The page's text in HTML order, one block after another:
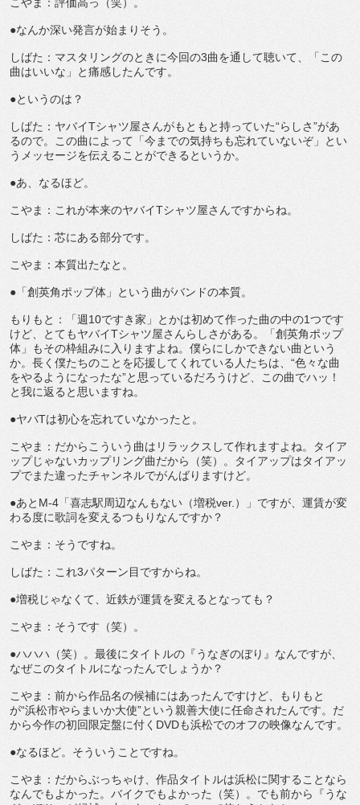
●なんか深い発言が始まりそう。
しばた：マスタリングのときに今回の3曲を通して聴いて、「この
曲はいいな」と痛感したんです。
●というのは？
しばた：ヤバイTシャツ屋さんがもともと持っていた“らしさ”があ
るので。この曲によって「今までの気持ちも忘れていないぞ」とい
うメッセージを伝えることができるというか。
●あ、なるほど。
こやま：これが本来のヤバイTシャツ屋さんですからね。
しばた：芯にある部分です。
こやま：本質出たなと。
●「創英角ポップ体」という曲がバンドの本質。
もりもと：「週10ですき家」とかは初めて作った曲の中の1つです
けど、とてもヤバイTシャツ屋さんらしさがある。「創英角ポップ
体」もその枠組みに入りますよね。僕らにしかできない曲という
か。長く僕たちのことを応援してくれている人たちは、“色々な曲
をやるようになったな”と思っているだろうけど、この曲でハッ！
と我に返ると思いますね。
●ヤバTは初心を忘れていなかったと。
こやま：だからこういう曲はリラックスして作れますよね。タイア
ップじゃないカップリング曲だから（笑）。タイアップはタイアッ
プでまた違ったチャンネルでがんばりますけど。
●あとM-4「喜志駅周辺なんもない（増税ver.）」ですが、運賃が変
わる度に歌詞を変えるつもりなんですか？
こやま：そうですね。
しばた：これ3パターン目ですからね。
●増税じゃなくて、近鉄が運賃を変えるとなっても？
こやま：そうです（笑）。
●ハハハ（笑）。最後にタイトルの『うなぎのぼり』なんですが、
なぜこのタイトルになったんでしょうか？
こやま：前から作品名の候補にはあったんですけど、もりもと
が“浜松市やらまいか大使”という親善大使に任命されたんです。だ
から今作の初回限定盤に付くDVDも浜松でのオフの映像なんです。
●なるほど。そういうことですね。
こやま：だからぶっちゃけ、作品タイトルは浜松に関することなら
なんでもよかった。バイクでもよかった（笑）。でも前から『うな